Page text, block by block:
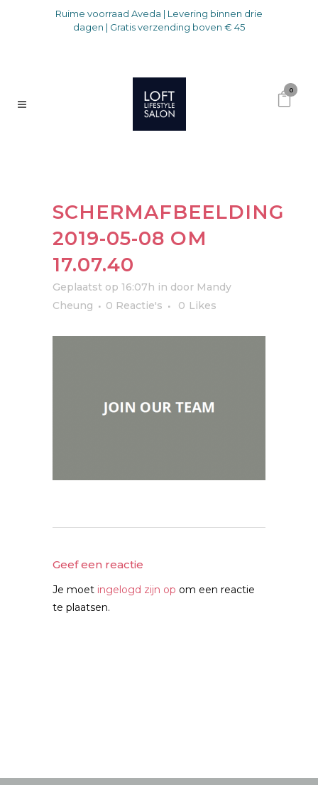
Ruime voorraad Aveda | Levering binnen drie
dagen | Gratis verzending boven € 45
0
SCHERMAFBEELDING
2019-05-08 OM
17.07.40
Geplaatst op 16:07h in door Mandy
Cheung
0 Reactie's 0 Likes
Geef een reactie
Je moet ingelogd zijn op om een reactie
te plaatsen.